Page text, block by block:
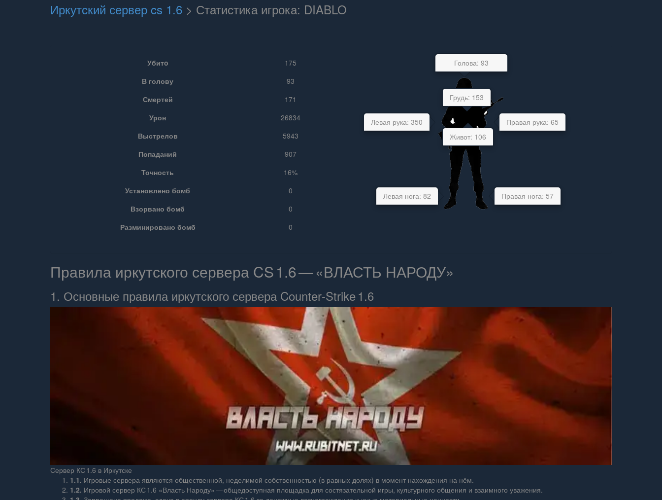
Иркутский сервер cs 1.6 > Статистика игрока: DIABLO
Убитo
175
В голову
93
Смертей
171
Урон
26834
Выстрелов
5943
Попаданий
907
Точность
16%
Установлено бомб
0
Взорвано бомб
0
Разминировано бомб
0
Голова: 93
Грудь: 153
Живот: 106
Левая рука: 350
Левая нога: 82
Правая рука: 65
Правая нога: 57
Правила иркутского сервера CS 1.6 — «ВЛАСТЬ НАРОДУ»
1. Основные правила иркутского сервера Counter‑Strike 1.6
Сервер КС 1.6 в Иркутске
1.1. Игровые сервера являются общественной, неделимой собственностью (в равных долях) в момент нахождения на нём.
1.2. Игровой сервер КС 1.6 «Власть Народу» — общедоступная площадка для состязательной игры, культурного общения и взаимного уважения.